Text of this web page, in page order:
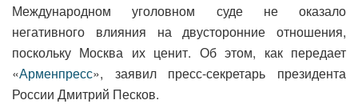
Международном уголовном суде не оказало
негативного влияния на двусторонние отношения,
поскольку Москва их ценит. Об этом, как передает
«Арменпресс», заявил пресс-секретарь президента
России Дмитрий Песков.